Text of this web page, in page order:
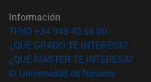
Información
TFNO +34 948 42 56 00
¿QUÉ GRADO TE INTERESA?
¿QUÉ MÁSTER TE INTERESA?
© Universidad de Navarra